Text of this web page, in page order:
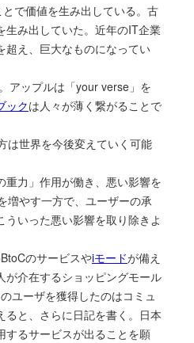
で価値を生み出している。古
生み出していた。近年のIT企業
超え、巨大なものになってい
アップルは「your verse」を
ックは人々が薄く繋がることで
は世界を今後変えていく可能
力」作用が働き、悪い影響を
増やす一方で、ユーザーの承
いった悪い影響を取り除きよ
のサービスやiモードが備え
が介在するショッピングモール
ユーザを獲得したのはコミュ
と、さらに日記を書く。日本
するサービスが出ることを願